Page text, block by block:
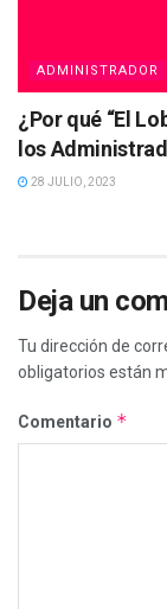
ADMINISTRADOR
¿Por qué “El
los
28 JULIO, 2023
Deja un
Tu dirección de
obligatorios están
Comentario *